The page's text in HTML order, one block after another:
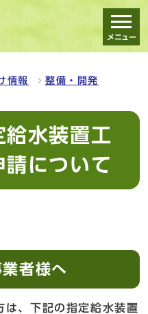
メニュー
情報 整備・開発
水装置工
について
者様へ
は、下記の指定給水装置